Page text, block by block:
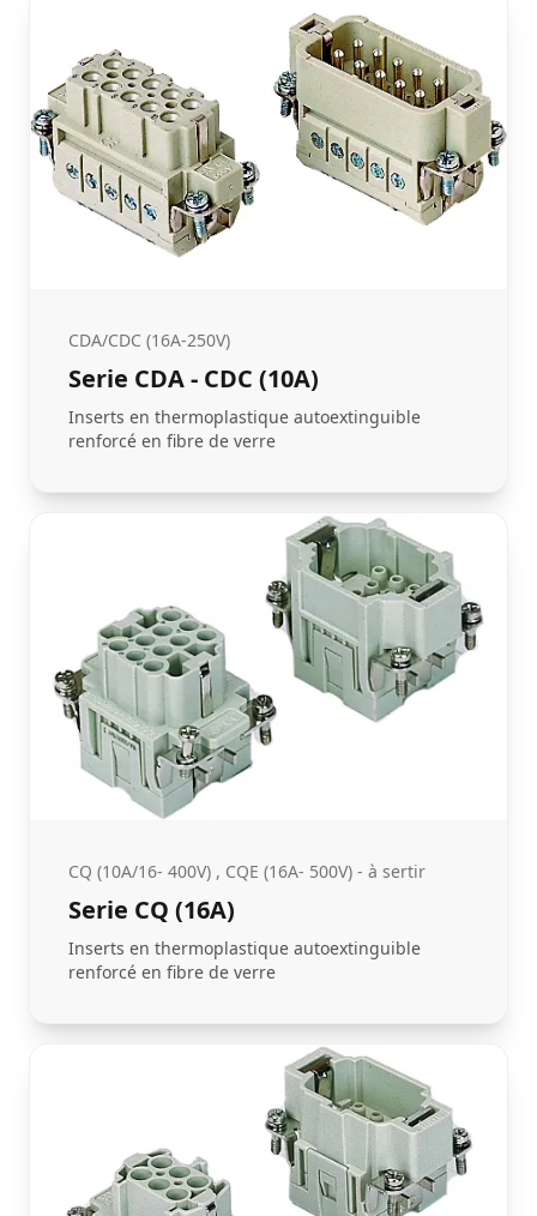
CDA/CDC (16A-250V)
Serie CDA - CDC (10A)
Inserts en thermoplastique autoextinguible
renforcé en fibre de verre
CQ (10A/16- 400V) , CQE (16A- 500V) - à sertir
Serie CQ (16A)
Inserts en thermoplastique autoextinguible
renforcé en fibre de verre